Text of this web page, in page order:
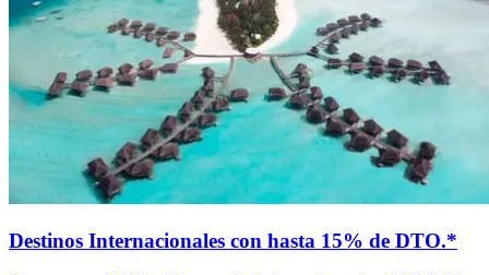
Destinos Internacionales con hasta 15% de DTO.*